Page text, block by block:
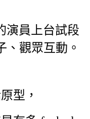
演員上台試段
、觀眾互動。
型，